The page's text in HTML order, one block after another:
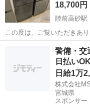
18,700円
陸前高砂駅
この度は、ご覧いただきありがとうござ
仙台市 陸前高
警備・交
日払い
日給1万
株式会社
宮城県
スポンサー